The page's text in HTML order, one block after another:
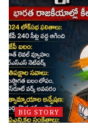
BIG STORY